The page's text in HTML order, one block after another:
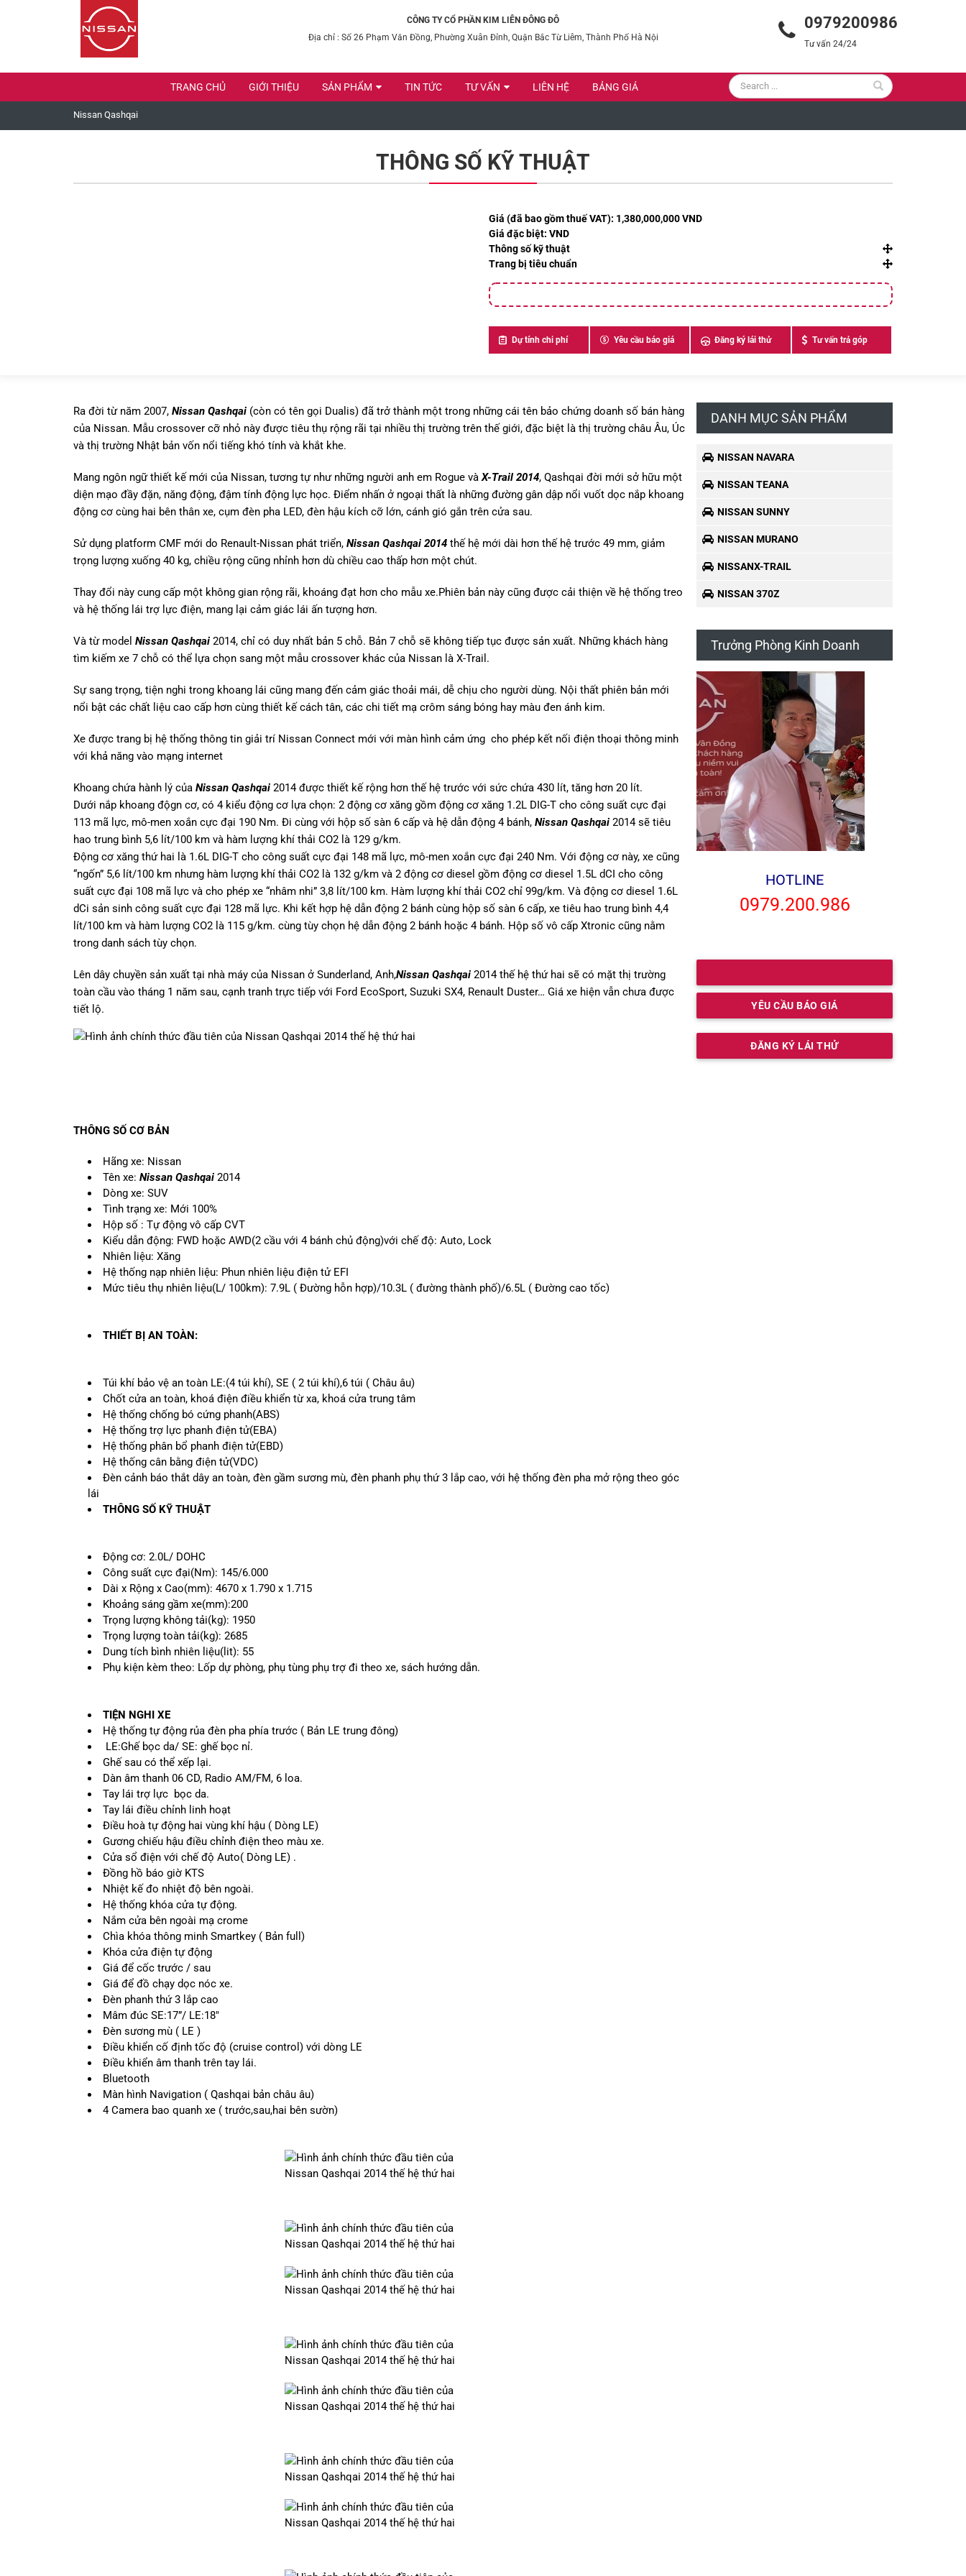
CÔNG TY CỔ PHẦN KIM LIÊN ĐÔNG ĐÔ
Địa chỉ : Số 26 Phạm Văn Đồng, Phường Xuân Đỉnh, Quận Bắc Từ Liêm, Thành Phố Hà Nội
0979200986
Tư vấn 24/24
TRANG CHỦ GIỚI THIỆU SẢN PHẨM TIN TỨC TƯ VẤN LIÊN HỆ BẢNG GIÁ
Nissan Qashqai
THÔNG SỐ KỸ THUẬT
Giá (đã bao gồm thuế VAT): 1,380,000,000 VND
Giá đặc biệt: VND
Thông số kỹ thuật
Trang bị tiêu chuẩn
Dự tính chi phí Yêu cầu báo giá Đăng ký lái thử Tư vấn trả góp
Ra đời từ năm 2007, Nissan Qashqai (còn có tên gọi Dualis) đã trở thành một trong những cái tên bảo chứng doanh số bán hàng
của Nissan. Mẫu crossover cỡ nhỏ này được tiêu thụ rộng rãi tại nhiều thị trường trên thế giới, đặc biệt là thị trường châu Âu, Úc
và thị trường Nhật bản vốn nổi tiếng khó tính và khắt khe.
Mang ngôn ngữ thiết kế mới của Nissan, tương tự như những người anh em Rogue vàX-Trail 2014, Qashqai đời mới sở hữu một
diện mạo đầy đặn, năng động, đậm tính động lực học. Điểm nhấn ở ngoại thất là những đường gân dập nổi vuốt dọc nắp khoang
động cơ cùng hai bên thân xe, cụm đèn pha LED, đèn hậu kích cỡ lớn, cánh gió gắn trên cửa sau.
Sử dụng platform CMF mới do Renault-Nissan phát triển, Nissan Qashqai 2014 thế hệ mới dài hơn thế hệ trước 49 mm, giảm
trọng lượng xuống 40 kg, chiều rộng cũng nhỉnh hơn dù chiều cao thấp hơn một chút.
Thay đổi này cung cấp một không gian rộng rãi, khoáng đạt hơn cho mẫu xe.Phiên bản này cũng được cải thiện về hệ thống treo
và hệ thống lái trợ lực điện, mang lại cảm giác lái ấn tượng hơn.
Và từ model Nissan Qashqai 2014, chỉ có duy nhất bản 5 chỗ. Bản 7 chỗ sẽ không tiếp tục được sản xuất. Những khách hàng
tìm kiếm xe 7 chỗ có thể lựa chọn sang một mẫu crossover khác của Nissan là X-Trail.
Sự sang trọng, tiện nghi trong khoang lái cũng mang đến cảm giác thoải mái, dễ chịu cho người dùng. Nội thất phiên bản mới
nổi bật các chất liệu cao cấp hơn cùng thiết kế cách tân, các chi tiết mạ crôm sáng bóng hay màu đen ánh kim.
Xe được trang bị hệ thống thông tin giải trí Nissan Connect mới với màn hình cảm ứng cho phép kết nối điện thoại thông minh
với khả năng vào mạng internet
Khoang chứa hành lý của Nissan Qashqai 2014 được thiết kế rộng hơn thế hệ trước với sức chứa 430 lít, tăng hơn 20 lít.
Dưới nắp khoang độgn cơ, có 4 kiểu động cơ lựa chọn: 2 động cơ xăng gồm động cơ xăng 1.2L DIG-T cho công suất cực đại
113 mã lực, mô-men xoắn cực đại 190 Nm. Đi cùng với hộp số sàn 6 cấp và hệ dẫn động 4 bánh, Nissan Qashqai 2014 sẽ tiêu
hao trung bình 5,6 lít/100 km và hàm lượng khí thải CO2 là 129 g/km.
Động cơ xăng thứ hai là 1.6L DIG-T cho công suất cực đại 148 mã lực, mô-men xoắn cực đại 240 Nm. Với động cơ này, xe cũng
“ngốn” 5,6 lít/100 km nhưng hàm lượng khí thải CO2 là 132 g/km và 2 động cơ diesel gồm động cơ diesel 1.5L dCI cho công
suất cực đại 108 mã lực và cho phép xe “nhâm nhi” 3,8 lít/100 km. Hàm lượng khí thải CO2 chỉ 99g/km. Và động cơ diesel 1.6L
dCi sản sinh công suất cực đại 128 mã lực. Khi kết hợp hệ dẫn động 2 bánh cùng hộp số sàn 6 cấp, xe tiêu hao trung bình 4,4
lít/100 km và hàm lượng CO2 là 115 g/km. cùng tùy chọn hệ dẫn động 2 bánh hoặc 4 bánh. Hộp số vô cấp Xtronic cũng nằm
trong danh sách tùy chọn.
Lên dây chuyền sản xuất tại nhà máy của Nissan ở Sunderland, Anh,Nissan Qashqai 2014 thế hệ thứ hai sẽ có mặt thị trường
toàn cầu vào tháng 1 năm sau, cạnh tranh trực tiếp với Ford EcoSport, Suzuki SX4, Renault Duster… Giá xe hiện vẫn chưa được
tiết lộ.
THÔNG SỐ CƠ BẢN
Hãng xe: Nissan
Tên xe: Nissan Qashqai 2014
Dòng xe: SUV
Tình trạng xe: Mới 100%
Hộp số : Tự động vô cấp CVT
Kiểu dẫn động: FWD hoặc AWD(2 cầu với 4 bánh chủ động)với chế độ: Auto, Lock
Nhiên liệu: Xăng
Hệ thống nạp nhiên liệu: Phun nhiên liệu điện tử EFI
Mức tiêu thụ nhiên liệu(L/ 100km): 7.9L ( Đường hỗn hợp)/10.3L ( đường thành phố)/6.5L ( Đường cao tốc)
THIẾT BỊ AN TOÀN:
Túi khí bảo vệ an toàn LE:(4 túi khí), SE ( 2 túi khí),6 túi ( Châu âu)
Chốt cửa an toàn, khoá điện điều khiển từ xa, khoá cửa trung tâm
Hệ thống chống bó cứng phanh(ABS)
Hệ thống trợ lực phanh điện tử(EBA)
Hệ thống phân bổ phanh điện tử(EBD)
Hệ thống cân bằng điện tử(VDC)
Đèn cảnh báo thắt dây an toàn, đèn gầm sương mù, đèn phanh phụ thứ 3 lắp cao, với hệ thống đèn pha mở rộng theo góc
lái
THÔNG SỐ KỸ THUẬT
Động cơ: 2.0L/ DOHC
Công suất cực đại(Nm): 145/6.000
Dài x Rộng x Cao(mm): 4670 x 1.790 x 1.715
Khoảng sáng gầm xe(mm):200
Trọng lượng không tải(kg): 1950
Trọng lượng toàn tải(kg): 2685
Dung tích bình nhiên liệu(lit): 55
Phụ kiện kèm theo: Lốp dự phòng, phụ tùng phụ trợ đi theo xe, sách hướng dẫn.
TIỆN NGHI XE
Hệ thống tự động rủa đèn pha phía trước ( Bản LE trung đông)
LE:Ghế bọc da/ SE: ghế bọc nỉ.
Ghế sau có thể xếp lại.
Dàn âm thanh 06 CD, Radio AM/FM, 6 loa.
Tay lái trợ lực bọc da.
Tay lái điều chỉnh linh hoạt
Điều hoà tự động hai vùng khí hậu ( Dòng LE)
Gương chiếu hậu điều chỉnh điện theo màu xe.
Cửa sổ điện với chế độ Auto( Dòng LE) .
Đồng hồ báo giờ KTS
Nhiệt kế đo nhiệt độ bên ngoài.
Hệ thống khóa cửa tự động.
Nắm cửa bên ngoài mạ crome
Chìa khóa thông minh Smartkey ( Bản full)
Khóa cửa điện tự động
Giá để cốc trước / sau
Giá để đồ chạy dọc nóc xe.
Đèn phanh thứ 3 lắp cao
Mâm đúc SE:17”/ LE:18″
Đèn sương mù ( LE )
Điều khiển cố định tốc độ (cruise control) với dòng LE
Điều khiển âm thanh trên tay lái.
Bluetooth
Màn hình Navigation ( Qashqai bản châu âu)
4 Camera bao quanh xe ( trước,sau,hai bên sườn)
DANH MỤC SẢN PHẨM
NISSAN NAVARA
NISSAN TEANA
NISSAN SUNNY
NISSAN MURANO
NISSANX-TRAIL
NISSAN 370Z
Trưởng Phòng Kinh Doanh
HOTLINE
0979.200.986
YÊU CẦU BÁO GIÁ
ĐĂNG KÝ LÁI THỬ